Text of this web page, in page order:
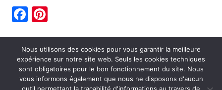
Facebook
Nous utilisons des cookies pour vous garantir la meilleure
expérience sur notre site web. Seuls les cookies techniques
sont obligatoires pour le bon fonctionnement du site. Nous
vous informons également que nous ne disposons d'aucun